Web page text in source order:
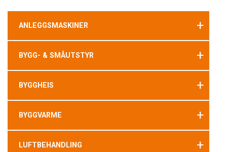
ANLEGGSMASKINER +
BYGG- & SMÅUTSTYR +
BYGGHEIS +
BYGGVARME +
LUFTBEHANDLING +